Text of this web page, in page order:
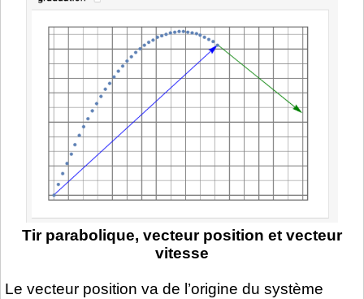
Tir parabolique, vecteur position et vecteur
vitesse
Le vecteur position va de l’origine du système